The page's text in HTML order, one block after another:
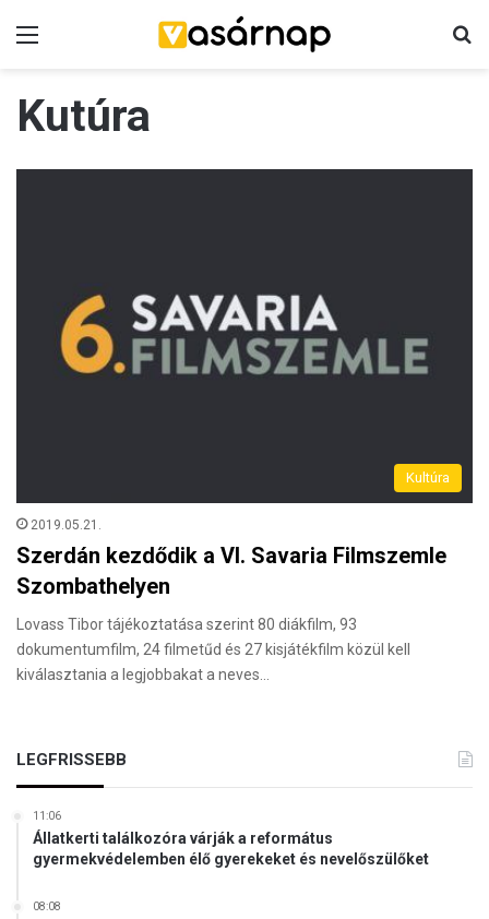
Kutúra
Kultúra
2019.05.21.
Szerdán kezdődik a VI. Savaria Filmszemle
Szombathelyen
Lovass Tibor tájékoztatása szerint 80 diákfilm, 93
dokumentumfilm, 24 filmetűd és 27 kisjátékfilm közül kell
kiválasztania a legjobbakat a neves…
LEGFRISSEBB
11:06
Állatkerti találkozóra várják a református
gyermekvédelemben élő gyerekeket és nevelőszülőket
08:08